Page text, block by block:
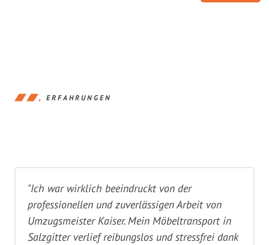
ERFAHRUNGEN
"Ich war wirklich beeindruckt von der
professionellen und zuverlässigen Arbeit von
Umzugsmeister Kaiser. Mein Möbeltransport in
Salzgitter verlief reibungslos und stressfrei dank